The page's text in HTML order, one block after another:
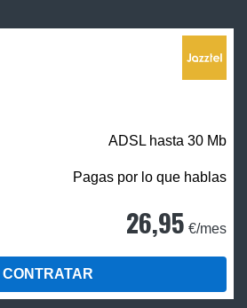
ADSL hasta 30 Mb
Pagas por lo que hablas
26,95 €/mes
CONTRATAR